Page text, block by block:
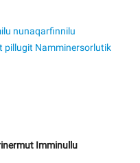
nunaqarfinnilu
Namminersorlutik
Imminullu